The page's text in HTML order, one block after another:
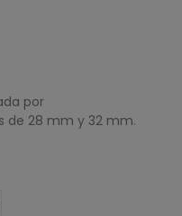
por
de 28 mm y 32 mm.